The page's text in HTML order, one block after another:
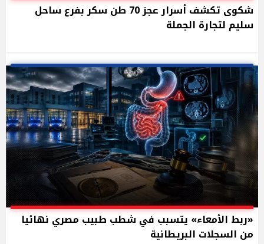
شكوى تكشف أسرار عجز 70 طن سكر بفرع ساحل
سليم لتجارة الجملة
«ربط الأمعاء» يتسبب في شطب طبيب مصري نهائيا
من السجلات البريطانية